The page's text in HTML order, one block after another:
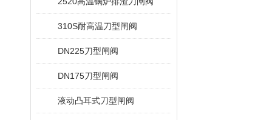
310S耐高温刀型闸阀
DN225刀型闸阀
DN175刀型闸阀
液动凸耳式刀型闸阀